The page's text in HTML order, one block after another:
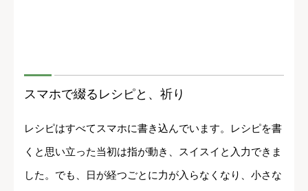
スマホで綴るレシピと、祈り
レシピはすべてスマホに書き込んでいます。レシピを書
くと思い立った当初は指が動き、スイスイと入力できま
した。でも、日が経つごとに力が入らなくなり、小さな